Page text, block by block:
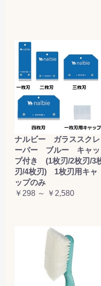
ナルビー ガラススクレ
ーパー ブルー キャッ
プ付き (1枚刃/2枚刃/3
刃/4枚刃) 1枚刃用キャ
ップのみ
￥298 ～ ￥2,580